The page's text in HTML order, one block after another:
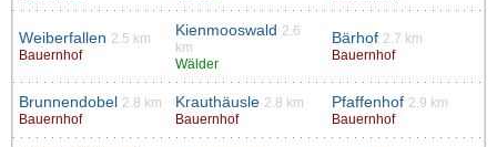
Weiberfallen 2.5 km
Bauernhof
Kienmooswald 2.6
km
Wälder
Bärhof 2.7 km
Bauernhof
Brunnendobel 2.8 km
Bauernhof
Krauthäusle 2.8 km
Bauernhof
Pfaffenhof 2.9 km
Bauernhof